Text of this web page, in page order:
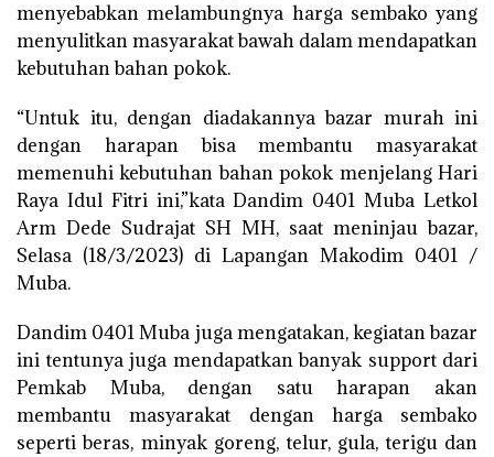
menyebabkan melambungnya harga sembako yang
menyulitkan masyarakat bawah dalam mendapatkan
kebutuhan bahan pokok.
“Untuk itu, dengan diadakannya bazar murah ini
dengan harapan bisa membantu masyarakat
memenuhi kebutuhan bahan pokok menjelang Hari
Raya Idul Fitri ini,”kata Dandim 0401 Muba Letkol
Arm Dede Sudrajat SH MH, saat meninjau bazar,
Selasa (18/3/2023) di Lapangan Makodim 0401 /
Muba.
Dandim 0401 Muba juga mengatakan, kegiatan bazar
ini tentunya juga mendapatkan banyak support dari
Pemkab Muba, dengan satu harapan akan
membantu masyarakat dengan harga sembako
seperti beras, minyak goreng, telur, gula, terigu dan